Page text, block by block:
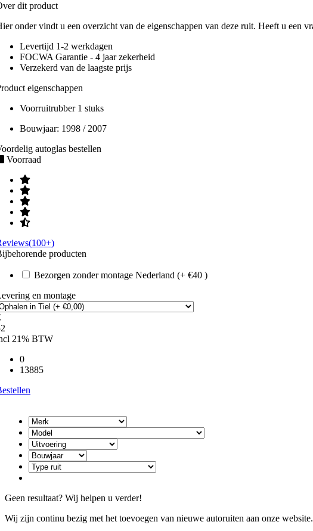
dit product
onder vindt u een overzicht van de eigenschappen van deze ruit. Heeft u een
Levertijd 1-2 werkdagen
FOCWA Garantie - 4 jaar zekerheid
Verzekerd van de laagste prijs
eigenschappen
Voorruitrubber 1 stuks
Bouwjaar: 1998 / 2007
autoglas bestellen
Voorraad
producten
Bezorgen zonder montage Nederland (+ €40 )
en montage
21% BTW
0
13885
Geen resultaat? Wij helpen u verder!
Wij zijn continu bezig met het toevoegen van nieuwe autoruiten aan onze